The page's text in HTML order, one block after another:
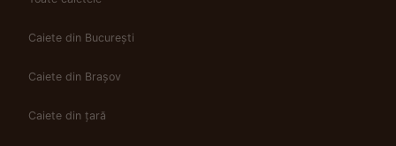
Caiete din București
Caiete din Brașov
Caiete din țară